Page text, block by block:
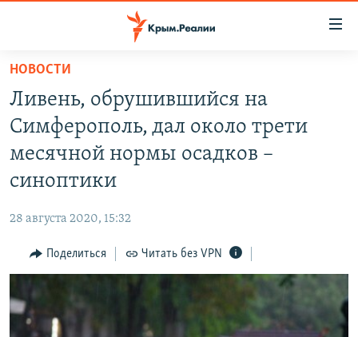
Вернуться
основному
содержанию
Вернутся
главной
Вернутся
поиску
СПЕЦПРОЕКТЫ
ИНТЕРАКТИВ
ИНФОГРАФИКА
ТЕЛЕПРОЕКТ КРЫМ.РЕАЛИИ
СОВЕТЫ ПРАВОЗАЩИТНИКОВ
РАДІО СВОБОДА
КАК ОБОЙТИ БЛОКИРОВКУ
Українською
Qırımtatar
НОВОСТИ
Ливень, обрушившийся на
Симферополь, дал около трети
месячной нормы осадков –
синоптики
28 августа 2020, 15:32
Поделиться Читать без VPN